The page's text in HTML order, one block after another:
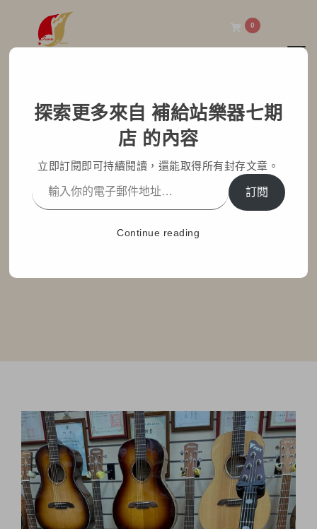
0
五弦PHX原木色貝斯配
Fender 展示100瓦貝斯音
箱！！！
Home 部落格文章 最新消息
探索更多來自 補給站樂器七期
店 的內容
立即訂閱即可持續閱讀，還能取得所有封存文章。
訂閱
Continue reading